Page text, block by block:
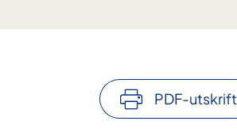
PDF-utskrift